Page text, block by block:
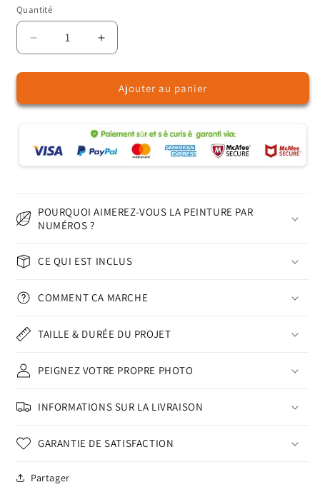
Quantité
Quantité
Réduire
la
quantité
Compagnons
jungle
-
numéros
Augmenter
la
quantité
Compagnons
la
jungle
-
numéros
Ajouter au panier
POURQUOI AIMEREZ-VOUS LA PEINTURE PAR
NUMÉROS ?
CE QUI EST INCLUS
COMMENT ÇA MARCHE
TAILLE & DURÉE DU PROJET
PEIGNEZ VOTRE PROPRE PHOTO
INFORMATIONS SUR LA LIVRAISON
GARANTIE DE SATISFACTION
Partager